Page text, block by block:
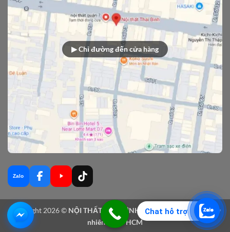
▶ Chỉ đường đến cửa hàng
Zalo
Copyright 2026 © NỘI THẤT THÁI BÌNH - Sản xuất nội thất gỗ tự
nhiên tại TPHCM
Chat hỗ trợ